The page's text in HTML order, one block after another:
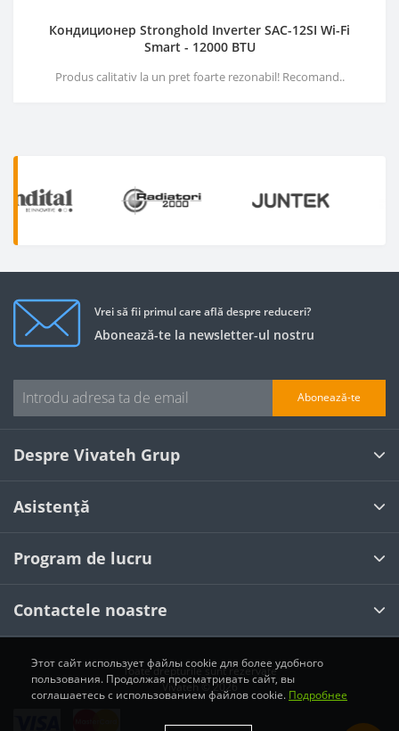
Кондиционер Stronghold Inverter SAC-12SI Wi-Fi
Smart - 12000 BTU
Produs calitativ la un pret foarte rezonabil! Recomand..
Vrei să fii primul care află despre reduceri?
Abonează-te la newsletter-ul nostru
Abonează-te
Despre Vivateh Grup
Asistență
Program de lucru
Contactele noastre
Toate drepturile sunt rezervate
Vivateh © 2026
Этот сайт использует файлы cookie для более удобного
пользования. Продолжая просматривать сайт, вы
соглашаетесь с использованием файлов cookie. Подробнее